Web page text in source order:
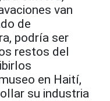
van
de
podría ser
restos del
en Haití,
su industria